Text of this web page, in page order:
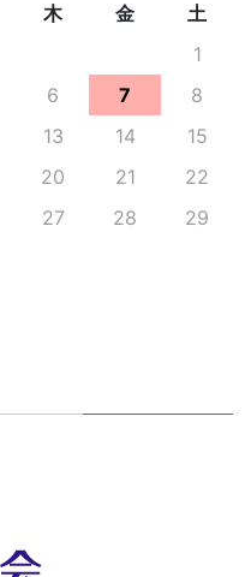
木 金
土
1
6 7
8
13 14
15
20 21
22
27 28
29